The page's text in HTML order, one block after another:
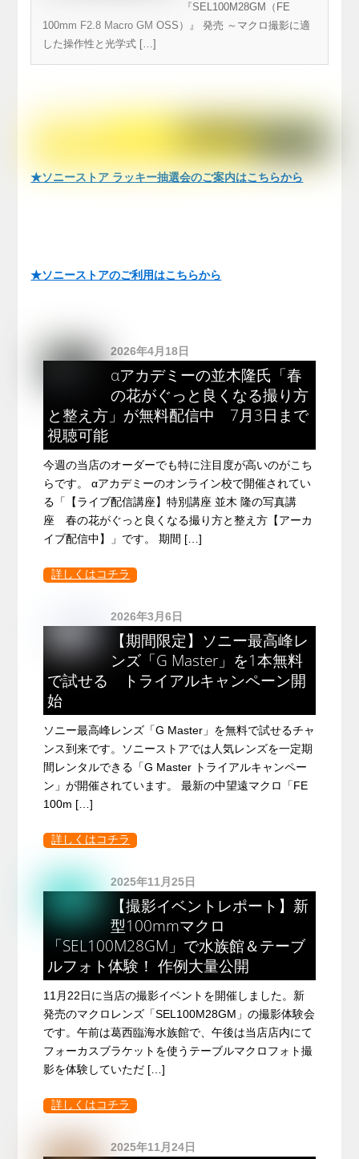
対応で最大2.8倍撮
『SEL100M28GM（FE
100mm F2.8 Macro GM OSS）』 発売 ～マクロ撮影に適
した操作性と光学式 […]
★ソニーストア ラッキー抽選会のご案内はこちらから
★ソニーストアのご利用はこちらから
2026年4月18日
αアカデミーの並木隆氏「春
の花がぐっと良くなる撮り方
と整え方」が無料配信中 7月3日まで
視聴可能
今週の当店のオーダーでも特に注目度が高いのがこち
らです。 αアカデミーのオンライン校で開催されてい
る「【ライブ配信講座】特別講座 並木 隆の写真講
座 春の花がぐっと良くなる撮り方と整え方【アーカ
イブ配信中】」です。 期間 […]
詳しくはコチラ
2026年3月6日
【期間限定】ソニー最高峰レ
ンズ「G Master」を1本無料
で試せる トライアルキャンペーン開
始
ソニー最高峰レンズ「G Master」を無料で試せるチャ
ンス到来です。ソニーストアでは人気レンズを一定期
間レンタルできる「G Master トライアルキャンペー
ン」が開催されています。 最新の中望遠マクロ「FE
100m […]
詳しくはコチラ
2025年11月25日
【撮影イベントレポート】新
型100mmマクロ
「SEL100M28GM」で水族館＆テーブ
ルフォト体験！ 作例大量公開
11月22日に当店の撮影イベントを開催しました。新
発売のマクロレンズ「SEL100M28GM」の撮影体験会
です。午前は葛西臨海水族館で、午後は当店店内にて
フォーカスブラケットを使うテーブルマクロフォト撮
影を体験していただ […]
詳しくはコチラ
2025年11月24日